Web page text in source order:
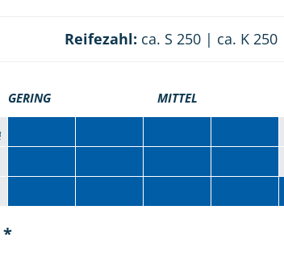
Reifezahl: ca. S 250 | ca. K 250
GERING MITTEL
*